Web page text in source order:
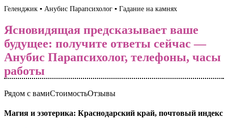
Геленджик ▪️ Анубис Парапсихолог ▪️ Гадание на камнях
Ясновидящая предсказывает ваше
будущее: получите ответы сейчас —
Анубис Парапсихолог, телефоны, часы
работы
Рядом с вамиСтоимостьОтзывы
Магия и эзотерика: Краснодарский край, почтовый индекс